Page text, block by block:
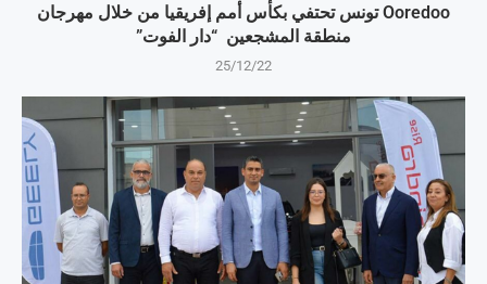
Ooredoo تونس تحتفي بكأس أمم إفريقيا من خلال مهرجان
منطقة المشجعين “دار الفوت”
25/12/22